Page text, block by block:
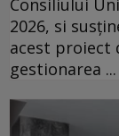
Consiliului
2026, si
acest proiect
gestionarea ...